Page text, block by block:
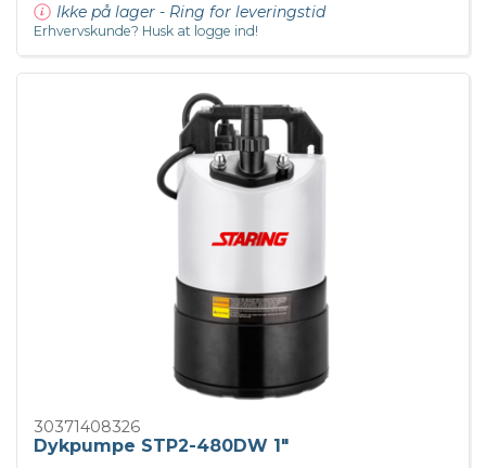
Ikke på lager - Ring for leveringstid
Erhvervskunde? Husk at logge ind!
30371408326
Dykpumpe STP2-480DW 1"